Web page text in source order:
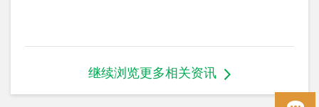
继续浏览更多相关资讯